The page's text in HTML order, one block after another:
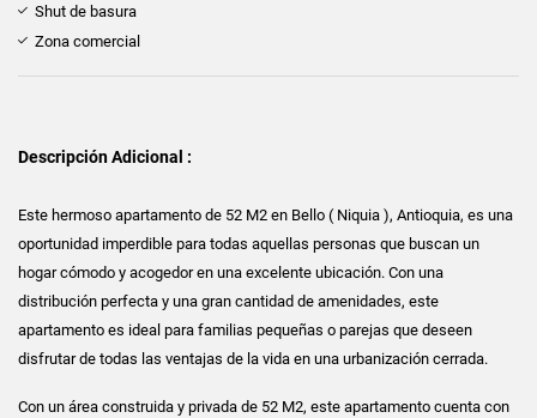
Shut de basura
Zona comercial
Descripción Adicional :
Este hermoso apartamento de 52 M2 en Bello ( Niquia ), Antioquia, es una
oportunidad imperdible para todas aquellas personas que buscan un
hogar cómodo y acogedor en una excelente ubicación. Con una
distribución perfecta y una gran cantidad de amenidades, este
apartamento es ideal para familias pequeñas o parejas que deseen
disfrutar de todas las ventajas de la vida en una urbanización cerrada.
Con un área construida y privada de 52 M2, este apartamento cuenta con